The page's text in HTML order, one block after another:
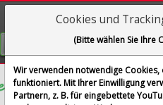
Visualizations
GRATIS REGISTRIEREN
Cookies und
(Bitte wählen Sie Ihre
Wir verwenden notwendige
funktioniert. Mit Ihrer Einwilligung
Partnern, z. B. für eingebettete